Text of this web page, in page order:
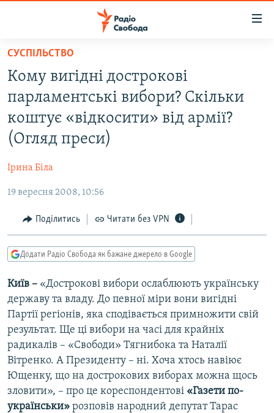
Перейти
основного
матеріалу
Перейти
до
основної
Перейти
до
ВСЕ ЗА ДОБУ
СТАТТІ
ПОЛІТИКА
КУЛЬТУРА
СПОРТ
СВІТ
ВІЙНА
ДОНБАС.РЕАЛІЇ
КРИМ.РЕАЛІЇ
ТИ ЯК?
КИТАЙ.ВИКЛИКИ
МУЛЬТИМЕДІА
ФОТО
СПЕЦПРОЄКТИ
ПОДКАСТИ
КРИМ РЕАЛІЇ
РУС
СУСПІЛЬСТВО
Кому вигідні дострокові
парламентські вибори? Скільки
коштує «відкосити» від армії?
(Огляд преси)
Ірина Біла
19 вересня 2008, 10:56
Поділитись Читати без VPN
Додати Радіо Свобода як бажане джерело в Google
Київ – «Дострокові вибори ослаблюють українську
державу та владу. До певної міри вони вигідні
Партії регіонів, яка сподівається примножити свій
результат. Ще ці вибори на часі для крайніх
радикалів – «Свободи» Тягнибока та Наталії
Вітренко. А Президенту – ні. Хоча хтось навіює
Ющенку, що на дострокових виборах можна щось
зловити», – про це кореспондентові «Газети по-
українськи» розповів народний депутат Тарас